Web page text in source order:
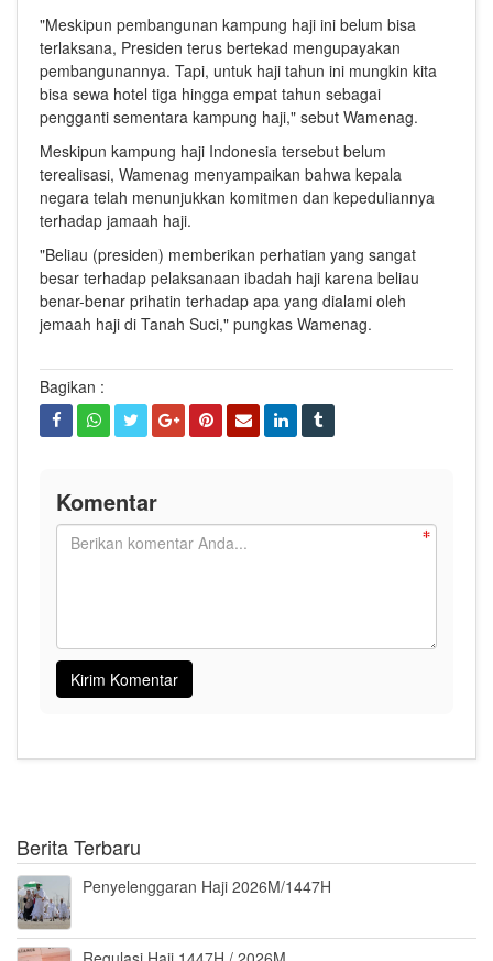
"Meskipun pembangunan kampung haji ini belum bisa
terlaksana, Presiden terus bertekad mengupayakan
pembangunannya. Tapi, untuk haji tahun ini mungkin kita
bisa sewa hotel tiga hingga empat tahun sebagai
pengganti sementara kampung haji," sebut Wamenag.
Meskipun kampung haji Indonesia tersebut belum
terealisasi, Wamenag menyampaikan bahwa kepala
negara telah menunjukkan komitmen dan kepeduliannya
terhadap jamaah haji.
"Beliau (presiden) memberikan perhatian yang sangat
besar terhadap pelaksanaan ibadah haji karena beliau
benar-benar prihatin terhadap apa yang dialami oleh
jemaah haji di Tanah Suci," pungkas Wamenag.
Bagikan :
Komentar
Berita Terbaru
Penyelenggaran Haji 2026M/1447H